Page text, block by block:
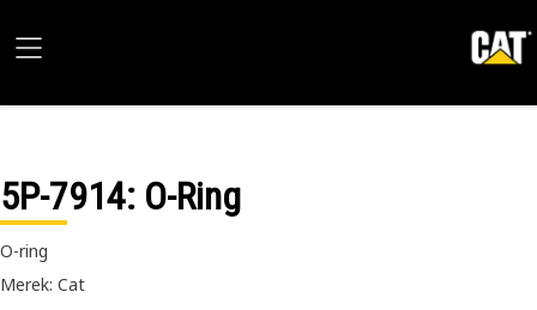
5P-7914: O-Ring
O-ring
Merek: Cat